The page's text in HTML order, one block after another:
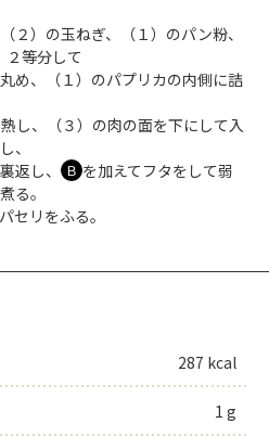
２）の玉ねぎ、（１）のパン粉、
２等分して
め、（１）のパプリカの内側に詰
し、（３）の肉の面を下にして入
、
返し、
Ｂ を加えてフタをして弱
る。
セリをふる。
287 kcal
1 g